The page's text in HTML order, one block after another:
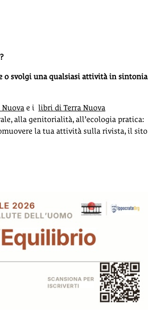
o svolgi una qualsiasi attività in sintonia
e i libri di Terra Nuova
alla genitorialità, all’ecologia pratica:
la tua attività sulla rivista, il sito